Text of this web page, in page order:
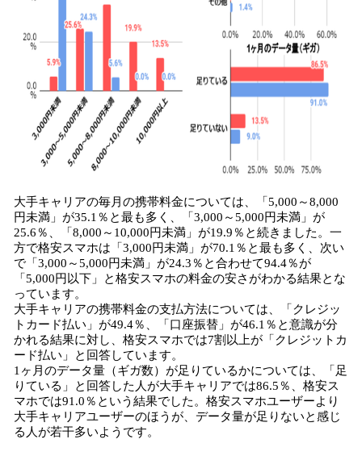
大手キャリアの毎月の携帯料金については、「5,000～8,000
円未満」が35.1％と最も多く、「3,000～5,000円未満」が
25.6％、「8,000～10,000円未満」が19.9％と続きました。一
方で格安スマホは「3,000円未満」が70.1％と最も多く、次い
で「3,000～5,000円未満」が24.3％と合わせて94.4％が
「5,000円以下」と格安スマホの料金の安さがわかる結果とな
っています。
大手キャリアの携帯料金の支払方法については、「クレジッ
トカード払い」が49.4％、「口座振替」が46.1％と意識が分
かれる結果に対し、格安スマホでは7割以上が「クレジットカ
ード払い」と回答しています。
1ヶ月のデータ量（ギガ数）が足りているかについては、「足
りている」と回答した人が大手キャリアでは86.5％、格安ス
マホでは91.0％という結果でした。格安スマホユーザーより
大手キャリアユーザーのほうが、データ量が足りないと感じ
る人が若干多いようです。